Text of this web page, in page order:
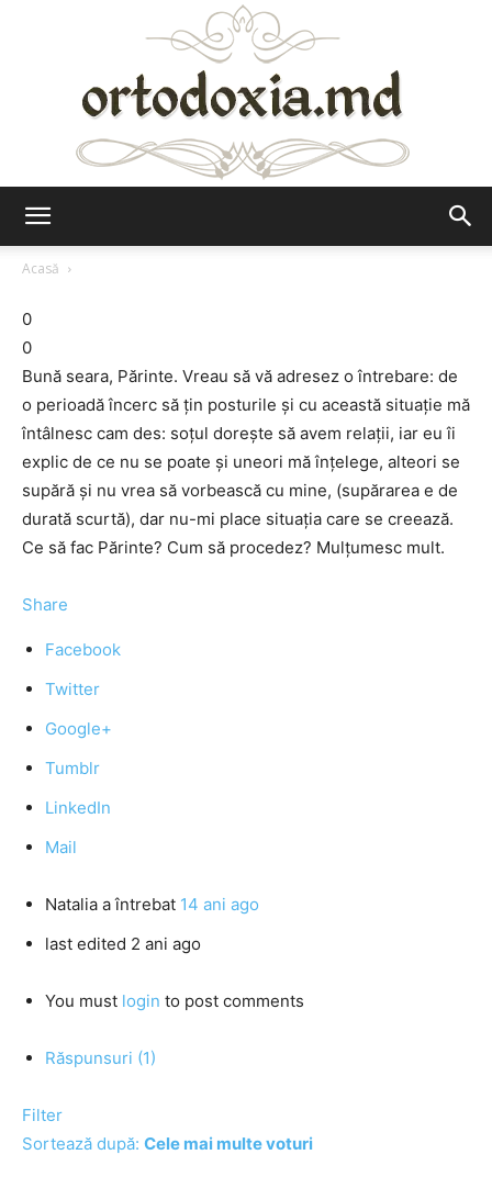
Acasă
0
0
Bună seara, Părinte. Vreau să vă adresez o întrebare: de
o perioadă încerc să ţin posturile şi cu această situaţie mă
întâlnesc cam des: soţul doreşte să avem relaţii, iar eu îi
explic de ce nu se poate şi uneori mă înţelege, alteori se
supără şi nu vrea să vorbească cu mine, (supărarea e de
durată scurtă), dar nu-mi place situaţia care se creează.
Ce să fac Părinte? Cum să procedez? Mulţumesc mult.
Share
Facebook
Twitter
Google+
Tumblr
LinkedIn
Mail
Natalia a întrebat 14 ani ago
last edited 2 ani ago
You must login to post comments
Răspunsuri (1)
Filter
Sortează după: Cele mai multe voturi